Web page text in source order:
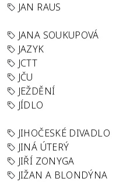
JAN RAUS
JANA SOUKUPOVÁ
JAZYK
JCTT
JČU
JEŽDĚNÍ
JÍDLO
JIHOČESKÉ DIVADLO
JINÁ ÚTERÝ
JIŘÍ ZONYGA
JIŽAN A BLONDÝNA